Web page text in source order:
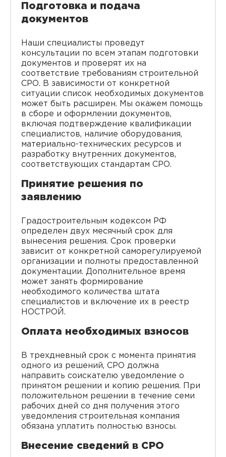
Подготовка и подача
документов
Наши специалисты проведут
консультации по всем этапам подготовки
документов и проверят их на
соответствие требованиям строительной
СРО. В зависимости от конкретной
ситуации список необходимых документов
может быть расширен. Мы окажем помощь
в сборе и оформлении документов,
включая подтверждение квалификации
специалистов, наличие оборудования,
материально-технических ресурсов и
разработку внутренних документов,
соответствующих стандартам СРО.
Принятие решения по
заявлению
Градостроительным кодексом РФ
определен двух месячный срок для
вынесения решения. Срок проверки
зависит от конкретной саморегулируемой
организации и полноты предоставленной
документации. Дополнительное время
может занять формирование
необходимого количества штата
специалистов и включение их в реестр
НОСТРОЙ.
Оплата необходимых взносов
В трехдневный срок с момента принятия
одного из решений, СРО должна
направить соискателю уведомление о
принятом решении и копию решения. При
положительном решении в течение семи
рабочих дней со дня получения этого
уведомления строительная компания
обязана уплатить полностью взносы.
Внесение сведений в СРО